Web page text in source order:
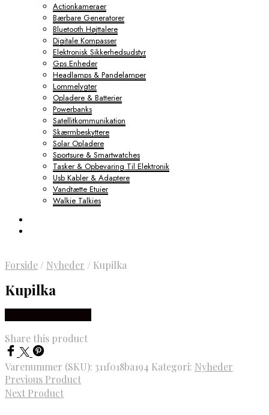
Actionkameraer
Bærbare Generatorer
Bluetooth Højttalere
Digitale Kompasser
Elektronisk Sikkerhedsudstyr
Gps Enheder
Headlamps & Pandelamper
Lommelygter
Opladere & Batterier
Powerbanks
Satellitkommunikation
Skærmbeskyttere
Solar Opladere
Sportsure & Smartwatches
Tasker & Opbevaring Til Elektronik
Usb Kabler & Adaptere
Vandtætte Etuier
Walkie Talkies
Forside / Nyheder / Kupilka
Kupilka
Share this product
Varenummer (SKU): 311f018ba194 Kategori: Nyheder
Previous Product
Next Product